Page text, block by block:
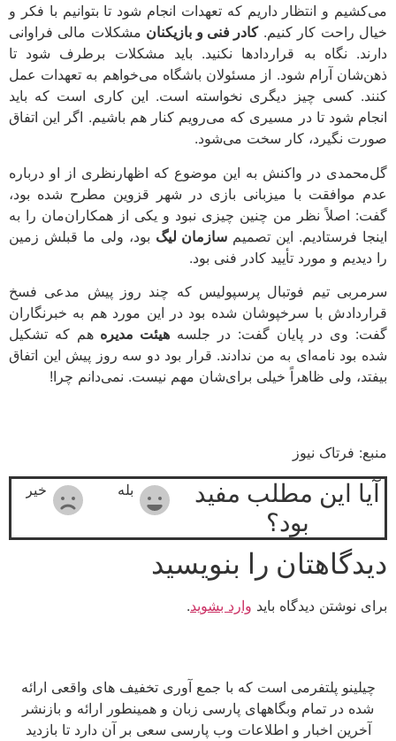
می‌کشیم و انتظار داریم که تعهدات انجام شود تا بتوانیم با فکر و
خیال راحت کار کنیم.کادر فنی و بازیکنان مشکلات مالی فراوانی
دارند. نگاه به قراردادها نکنید. باید مشکلات برطرف شود تا
ذهن‌شان آرام شود. از مسئولان باشگاه می‌خواهم به تعهدات عمل
کنند. کسی چیز دیگری نخواسته است. این کاری است که باید
انجام شود تا در مسیری که می‌رویم کنار هم باشیم. اگر این اتفاق
صورت نگیرد، کار سخت می‌شود.
گل‌محمدی در واکنش به این موضوع که اظهارنظری از او درباره
عدم موافقت با میزبانی بازی در شهر قزوین مطرح شده بود،
گفت: اصلاً نظر من چنین چیزی نبود و یکی از همکاران‌مان را به
اینجا فرستادیم. این تصمیم سازمان لیگ بود، ولی ما قبلش زمین
را دیدیم و مورد تأیید کادر فنی بود.
سرمربی تیم فوتبال پرسپولیس که چند روز پیش مدعی فسخ
قراردادش با سرخپوشان شده بود در این مورد هم به خبرنگاران
گفت: وی در پایان گفت: در جلسه هیئت مدیره هم که تشکیل
شده بود نامه‌ای به من ندادند. قرار بود دو سه روز پیش این اتفاق
بیفتد، ولی ظاهراً خیلی برای‌شان مهم نیست. نمی‌دانم چرا!
منبع: فرتاک نیوز
آیا این مطلب مفید
بود؟
بله خیر
دیدگاهتان را بنویسید
برای نوشتن دیدگاه باید وارد بشوید.
چیلینو پلتفرمی است که با جمع آوری تخفیف های واقعی ارائه
شده در تمام وبگاههای پارسی زبان و همینطور ارائه و بازنشر
آخرین اخبار و اطلاعات وب پارسی سعی بر آن دارد تا بازدید